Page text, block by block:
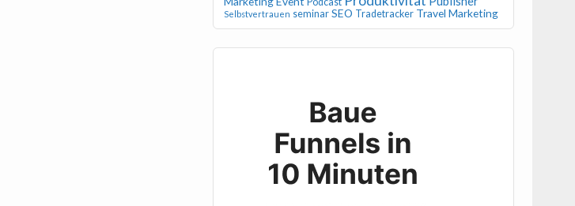
Selbstvertrauen seminar SEO Tradetracker Travel Marketing